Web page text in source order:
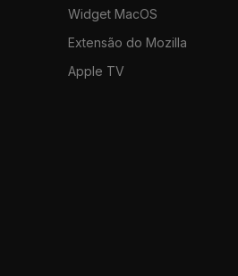
Widget MacOS
Extensão do Mozilla
Apple TV